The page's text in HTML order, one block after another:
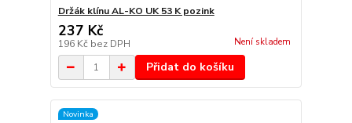
Držák klínu AL-KO UK 53 K pozink
237 Kč
196 Kč bez DPH Není skladem
Přidat do košíku
Novinka